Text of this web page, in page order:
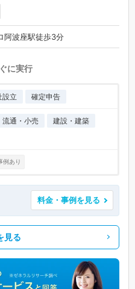
阿波座駅徒歩3分
に実行
設立 確定申告
流通・小売
建設・建築
例あり
料金・事例を見る
見る